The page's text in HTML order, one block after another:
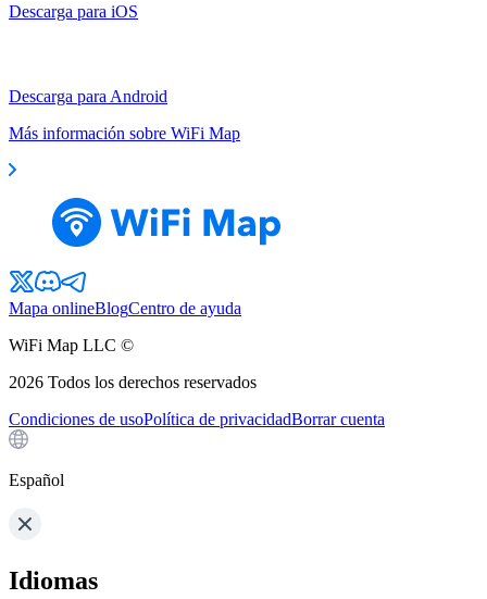
Descarga para iOS
Descarga para Android
Más información sobre WiFi Map
Mapa onlineBlogCentro de ayuda
WiFi Map LLC ©
2026 Todos los derechos reservados
Condiciones de usoPolítica de privacidadBorrar cuenta
Español
Idiomas